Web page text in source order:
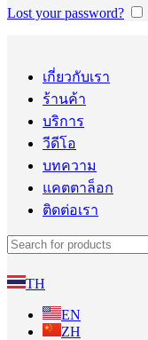
Lost your password?
เกี่ยวกับเรา
ร้านค้า
บริการ
วีดีโอ
บทความ
แคตตาล็อก
ติดต่อเรา
TH
EN
ZH